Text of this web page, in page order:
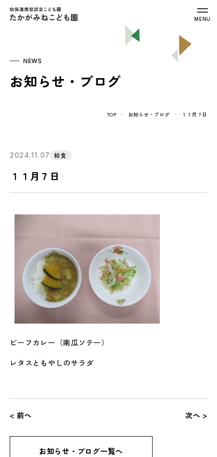
幼保連携型認定こども園 たかがみねこ
MENU
NEWS
お知らせ・ブログ
TOP お知らせ・ブログ １１月７日
2024.11.07 給食
１１月７日
ビーフカレー（南瓜ソテー）
レタスともやしのサラダ
< 前へ 次へ >
お知らせ・ブログ一覧へ